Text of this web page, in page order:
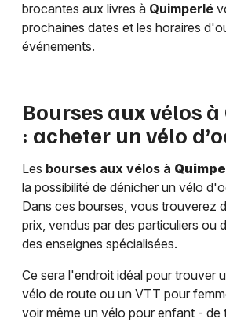
brocantes aux livres à Quimperlé
prochaines dates et les horaires
événements.
Bourses aux vélos à
: acheter un vélo
Les bourses aux vélos à
la possibilité de dénicher un vélo
Dans ces bourses, vous trouverez
prix, vendus par des particuliers ou
des enseignes spécialisées.
Ce sera l'endroit idéal pour trouver
vélo de route ou un VTT pour
voir même un vélo pour enfant - de